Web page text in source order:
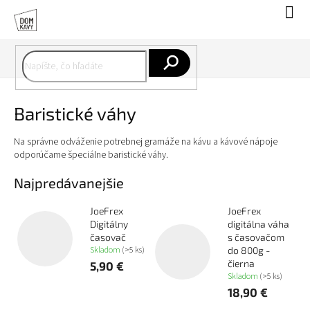
obsah
Baristické váhy
Na správne odváženie potrebnej gramáže na kávu a kávové nápoje
odporúčame špeciálne baristické váhy.
Najpredávanejšie
JoeFrex
Digitálny
časovač
Skladom (>5 ks)
5,90 €
JoeFrex
digitálna váha
s časovačom
do 800g -
čierna
Skladom (>5 ks)
18,90 €